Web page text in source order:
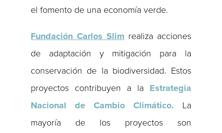
el fomento de una economía verde.
Fundación Carlos Slim realiza acciones
de adaptación y mitigación para la
conservación de la biodiversidad. Estos
proyectos contribuyen a la Estrategia
Nacional de Cambio Climático. La
mayoría de los proyectos son